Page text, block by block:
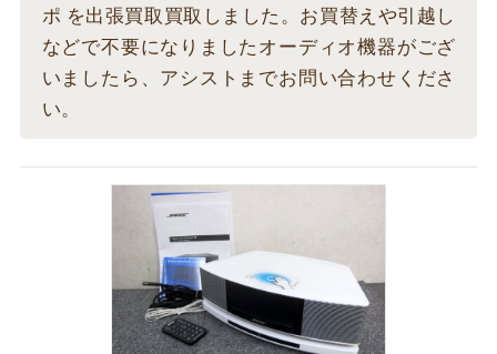
ポ を出張買取買取しました。お買替えや引越し
などで不要になりましたオーディオ機器がござ
いましたら、アシストまでお問い合わせくださ
い。